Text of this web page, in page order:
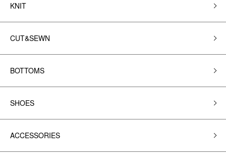
KNIT
CUT&SEWN
BOTTOMS
SHOES
ACCESSORIES